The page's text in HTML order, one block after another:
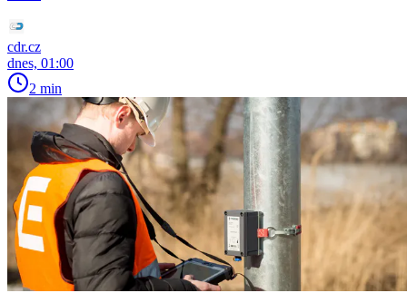
cdr.cz
dnes, 01:00
2 min